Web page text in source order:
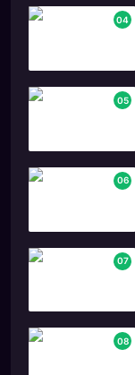
04
05
06
07
08